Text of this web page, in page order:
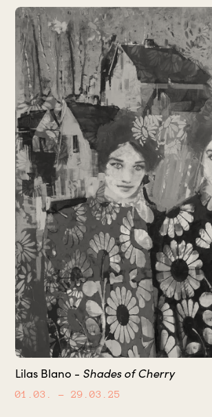
Lilas Blano - Shades of Cherry
01.03. – 29.03.25